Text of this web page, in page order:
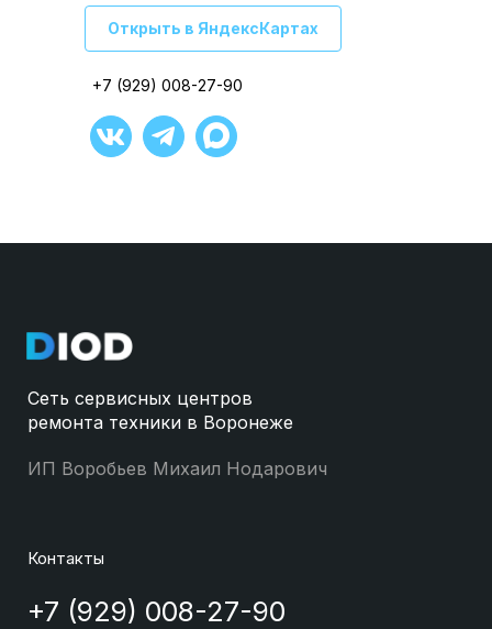
Открыть в ЯндексКартах
+7 (929) 008-27-90
Открыть в ЯндексКартах
+7 (929) 008-27-90
+7 (929) 008-27-90
+7 (929) 008-27-90
+7 (929) 008-27-90
Сеть сервисных центров
ремонта техники в Воронеже
ИП Воробьев Михаил Нодарович
Контакты
+7 (929) 008-27-90